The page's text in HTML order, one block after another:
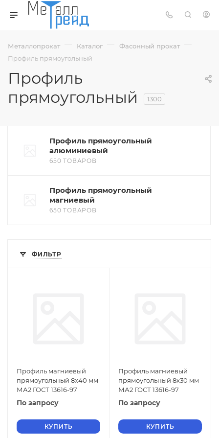
Металлопрокат — Каталог — Фасонный прокат —
Профиль прямоугольный
Профиль
прямоугольный
1300
Профиль прямоугольный
алюминиевый
650 ТОВАРОВ
Профиль прямоугольный
магниевый
650 ТОВАРОВ
ФИЛЬТР
Профиль магниевый
прямоугольный 8х40 мм
МА2 ГОСТ 13616-97
По запросу
КУПИТЬ
Профиль магниевый
прямоугольный 8х30 мм
МА2 ГОСТ 13616-97
По запросу
КУПИТЬ